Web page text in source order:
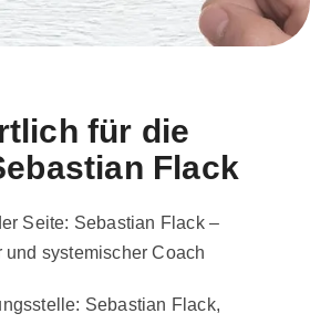
für die
Flack
Seite: Sebastian Flack –
und systemischer Coach
Sebastian Flack,